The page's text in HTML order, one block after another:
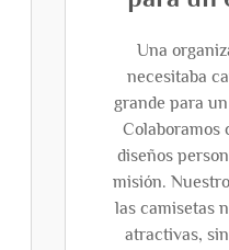
Una
necesitaba
grande para
Colaboramos
diseños
misión.
las camisetas
atractivas,